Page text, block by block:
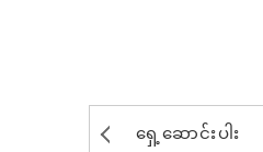
ရှေ့ဆောင်းပါး